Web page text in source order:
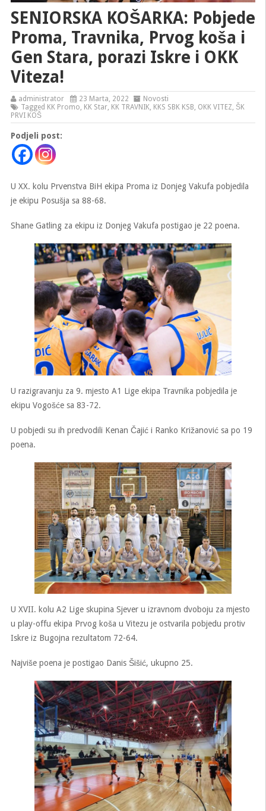
SENIORSKA KOŠARKA: Pobjede
Proma, Travnika, Prvog koša i
Gen Stara, porazi Iskre i OKK
Viteza!
administrator 23 Marta, 2022
Novosti
Tagged KK Promo, KK Star, KK TRAVNIK, KKS SBK KSB, OKK VITEZ, ŠK
PRVI KOŠ
Podjeli post:
U XX. kolu Prvenstva BiH ekipa Proma iz Donjeg Vakufa pobjedila
je ekipu Posušja sa 88-68.
Shane Gatling za ekipu iz Donjeg Vakufa postigao je 22 poena.
U razigravanju za 9. mjesto A1 Lige ekipa Travnika pobjedila je
ekipu Vogošće sa 83-72.
U pobjedi su ih predvodili Kenan Čajić i Ranko Križanović sa po 19
poena.
U XVII. kolu A2 Lige skupina Sjever u izravnom dvoboju za mjesto
u play-offu ekipa Prvog koša u Vitezu je ostvarila pobjedu protiv
Iskre iz Bugojna rezultatom 72-64.
Najviše poena je postigao Danis Šišić, ukupno 25.